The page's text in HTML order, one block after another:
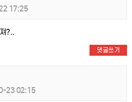
17:25
?..
댓글쓰기
23 02:15